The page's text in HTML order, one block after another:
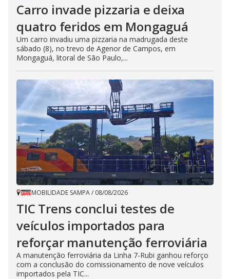
Carro invade pizzaria e deixa
quatro feridos em Mongaguá
Um carro invadiu uma pizzaria na madrugada deste
sábado (8), no trevo de Agenor de Campos, em
Mongaguá, litoral de São Paulo,...
MOBILIDADE SAMPA/ 08/08/2026
TIC Trens conclui testes de
veículos importados para
reforçar manutenção ferroviária
A manutenção ferroviária da Linha 7-Rubi ganhou reforço
com a conclusão do comissionamento de nove veículos
importados pela TIC...